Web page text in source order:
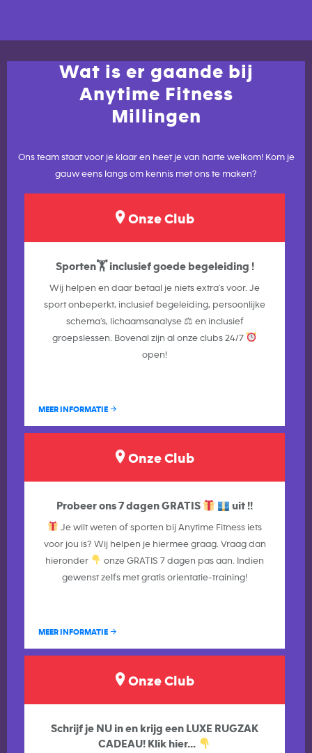
Wat is er gaande bij
Anytime Fitness
Millingen
Ons team staat voor je klaar en heet je van harte welkom! Kom je
gauw eens langs om kennis met ons te maken?
Onze Club
Sporten🏋️ inclusief goede begeleiding !
Wij helpen en daar betaal je niets extra’s voor. Je
sport onbeperkt, inclusief begeleiding, persoonlijke
schema’s, lichaamsanalyse ⚖ en inclusief
groepslessen. Bovenal zijn al onze clubs 24/7
open!
MEER INFORMATIE
Onze Club
Probeer ons 7 dagen GRATIS uit !!
Je wilt weten of sporten bij Anytime Fitness iets
voor jou is? Wij helpen je hiermee graag. Vraag dan
hieronder
onze GRATIS 7 dagen pas aan. Indien
gewenst zelfs met gratis orientatie-training!
MEER INFORMATIE
Onze Club
Schrijf je NU in en krijg een LUXE RUGZAK
CADEAU! Klik hier...